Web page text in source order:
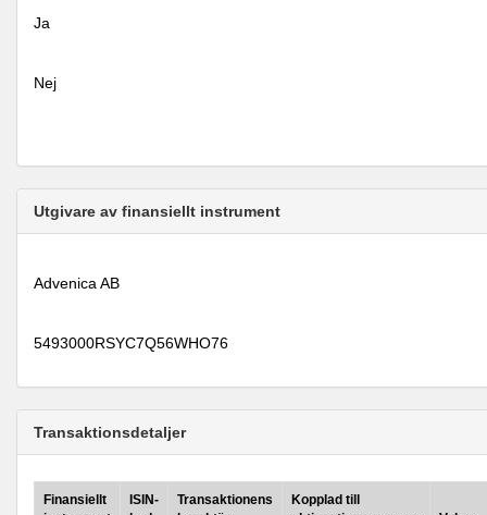
Ja
Nej
Utgivare av finansiellt instrument
Advenica AB
5493000RSYC7Q56WHO76
Transaktionsdetaljer
Finansiellt
ISIN-
Transaktionens
Kopplad till